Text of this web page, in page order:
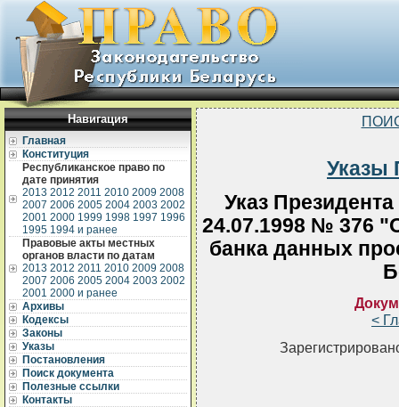
Навигация
Главная
Конституция
Республиканское право по
дате принятия
2013 2012 2011 2010 2009 2008
2007 2006 2005 2004 2003 2002
2001 2000 1999 1998 1997 1996
1995 1994 и ранее
Правовые акты местных
органов власти по датам
2013 2012 2011 2010 2009 2008
2007 2006 2005 2004 2003 2002
2001 2000 и ранее
Архивы
Кодексы
Законы
Указы
Постановления
Поиск документа
Полезные ссылки
Контакты
Указы
Указ
24.07.1998 № 376
банка данных
<